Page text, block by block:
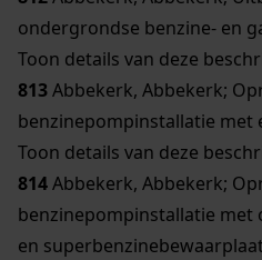
ondergrondse benzine- en
Toon details van deze
813Abbekerk, Abbekerk;
benzinepompinstallatie met
Toon details van deze
814Abbekerk, Abbekerk;
benzinepompinstallatie met
en